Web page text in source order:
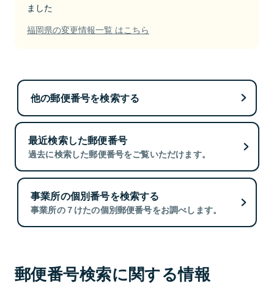
ました
福岡県の変更情報一覧 はこちら
他の郵便番号を検索する
最近検索した郵便番号
過去に検索した郵便番号をご覧いただけます。
事業所の個別番号を検索する
事業所の７けたの個別郵便番号をお調べします。
郵便番号検索に関する情報